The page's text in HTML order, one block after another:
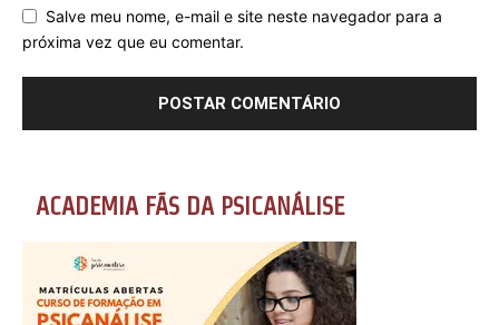
Salve meu nome, e-mail e site neste navegador para a
próxima vez que eu comentar.
ACADEMIA FÃS DA PSICANÁLISE